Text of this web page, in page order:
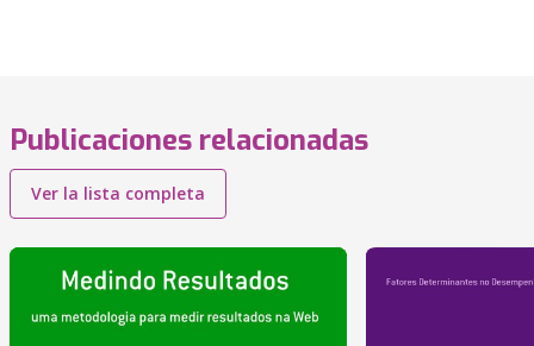
Publicaciones relacionadas
Ver la lista completa